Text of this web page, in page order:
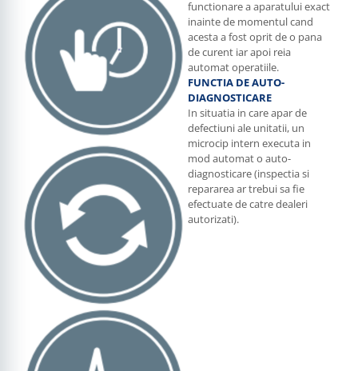
functionare a aparatului exact
inainte de momentul cand
acesta a fost oprit de o pana
de curent iar apoi reia
automat operatiile.
FUNCTIA DE AUTO-
DIAGNOSTICARE
In situatia in care apar de
defectiuni ale unitatii, un
microcip intern executa in
mod automat o auto-
diagnosticare (inspectia si
repararea ar trebui sa fie
efectuate de catre dealeri
autorizati).